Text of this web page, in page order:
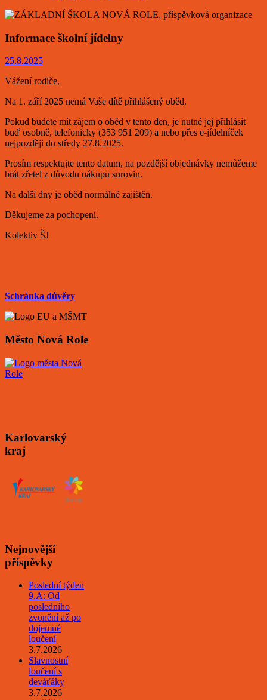
Informace školní jídelny
25.8.2025
Vážení rodiče,
Na 1. září 2025 nemá Vaše dítě přihlášený oběd.
Pokud budete mít zájem o oběd v tento den, je nutné jej přihlásit
buď osobně, telefonicky (353 951 209) a nebo přes e-jídelníček
nejpozději do středy 27.8.2025.
Prosím respektujte tento datum, na pozdější objednávky nemůžeme
brát zřetel z důvodu nákupu surovin.
Na další dny je oběd normálně zajištěn.
Děkujeme za pochopení.
Kolektiv ŠJ
Schránka důvěry
Město Nová Role
Karlovarský
kraj
Nejnovější
příspěvky
Poslední týden
9.A: Od
posledního
zvonění až po
dojemné
loučení
3.7.2026
Slavnostní
loučení s
deváťáky
3.7.2026